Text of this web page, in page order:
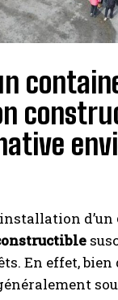
d’un
En effet, bien